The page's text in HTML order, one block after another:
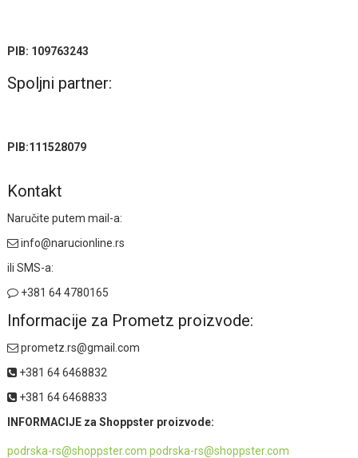
PIB: 109763243
Spoljni partner:
PIB:111528079
Kontakt
Naručite putem mail-a:
info@narucionline.rs
ili SMS-a:
+381 64 4780165
Informacije za Prometz proizvode:
prometz.rs@gmail.com
+381 64 6468832
+381 64 6468833
INFORMACIJE za Shoppster proizvode:
podrska-rs@shoppster.com podrska-rs@shoppster.com